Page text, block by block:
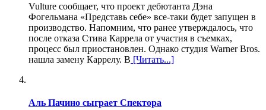
Vulture сообщает, что проект дебютанта Дэна
Фогельмана «Представь себе» все-таки будет запущен в
производство. Напомним, что ранее утверждалось, что
после отказа Стива Каррела от участия в съемках,
процесс был приостановлен. Однако студия Warner Bros.
нашла замену Каррелу. В [Читать...]
Аль Пачино сыграет Спектора